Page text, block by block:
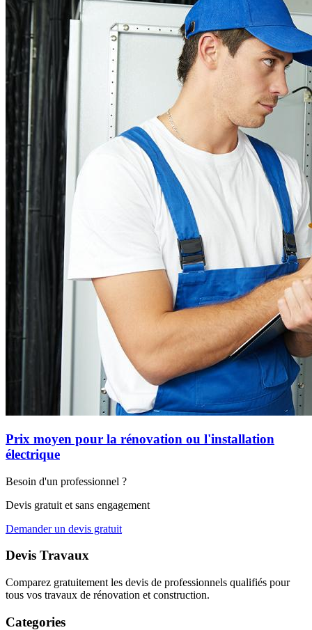
Prix moyen pour la rénovation ou l'installation
électrique
Besoin d'un professionnel ?
Devis gratuit et sans engagement
Demander un devis gratuit
Devis Travaux
Comparez gratuitement les devis de professionnels qualifiés pour
tous vos travaux de rénovation et construction.
Categories